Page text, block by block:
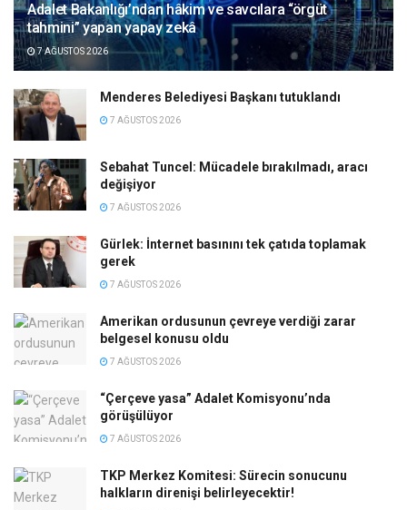
Adalet Bakanlığı’ndan hâkim ve savcılara “örgüt
tahmini” yapan yapay zekâ
7 AĞUSTOS 2026
Menderes Belediyesi Başkanı tutuklandı
7 AĞUSTOS 2026
Sebahat Tuncel: Mücadele bırakılmadı, aracı
değişiyor
7 AĞUSTOS 2026
Gürlek: İnternet basınını tek çatıda toplamak
gerek
7 AĞUSTOS 2026
Amerikan ordusunun çevreye verdiği zarar
belgesel konusu oldu
7 AĞUSTOS 2026
“Çerçeve yasa” Adalet Komisyonu’nda
görüşülüyor
7 AĞUSTOS 2026
TKP Merkez Komitesi: Sürecin sonucunu
halkların direnişi belirleyecektir!